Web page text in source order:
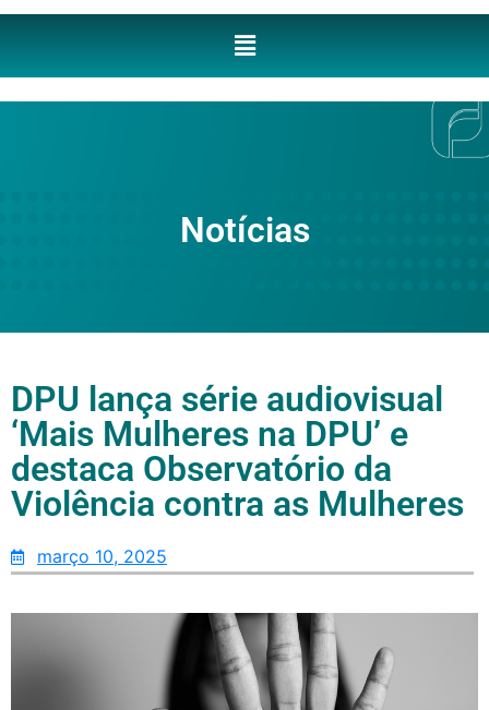
Notícias
DPU lança série audiovisual
‘Mais Mulheres na DPU’ e
destaca Observatório da
Violência contra as Mulheres
março 10, 2025